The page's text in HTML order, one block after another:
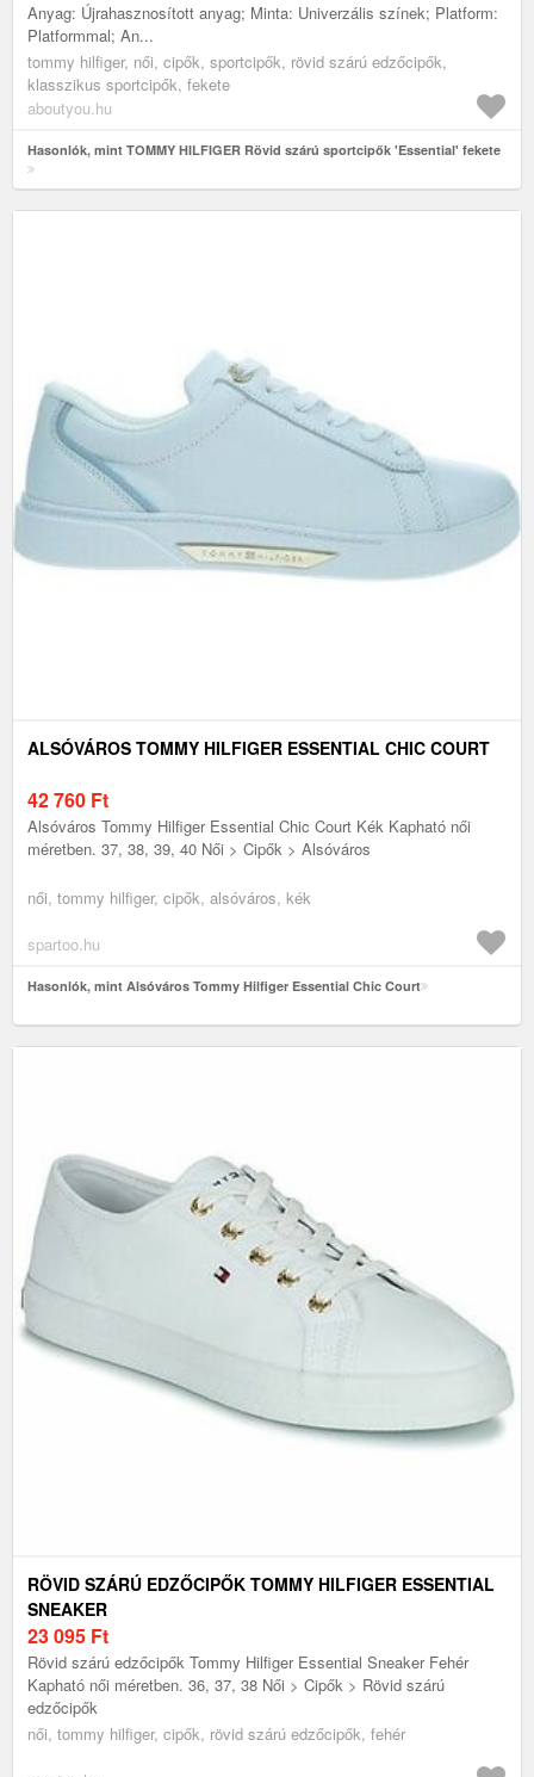
Anyag: Újrahasznosított anyag; Minta: Univerzális színek; Platform:
Platformmal; An...
tommy hilfiger, női, cipők, sportcipők, rövid szárú edzőcipők,
klasszikus sportcipők, fekete
aboutyou.hu
Hasonlók, mint TOMMY HILFIGER Rövid szárú sportcipők 'Essential' fekete
ALSÓVÁROS TOMMY HILFIGER ESSENTIAL CHIC COURT
42 760 Ft
Alsóváros Tommy Hilfiger Essential Chic Court Kék Kapható női
méretben. 37, 38, 39, 40 Női > Cipők > Alsóváros
női, tommy hilfiger, cipők, alsóváros, kék
spartoo.hu
Hasonlók, mint Alsóváros Tommy Hilfiger Essential Chic Court
RÖVID SZÁRÚ EDZŐCIPŐK TOMMY HILFIGER ESSENTIAL
SNEAKER
23 095 Ft
Rövid szárú edzőcipők Tommy Hilfiger Essential Sneaker Fehér
Kapható női méretben. 36, 37, 38 Női > Cipők > Rövid szárú
edzőcipők
női, tommy hilfiger, cipők, rövid szárú edzőcipők, fehér